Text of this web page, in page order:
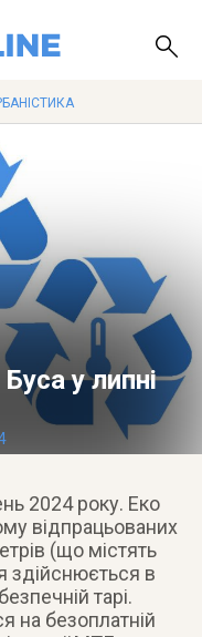
у липні
2024 року. Еко
відпрацьованих
(що містять
здійснюється в
тарі.
на безоплатній